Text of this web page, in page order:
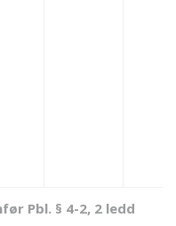
Pbl. § 4-2, 2 ledd